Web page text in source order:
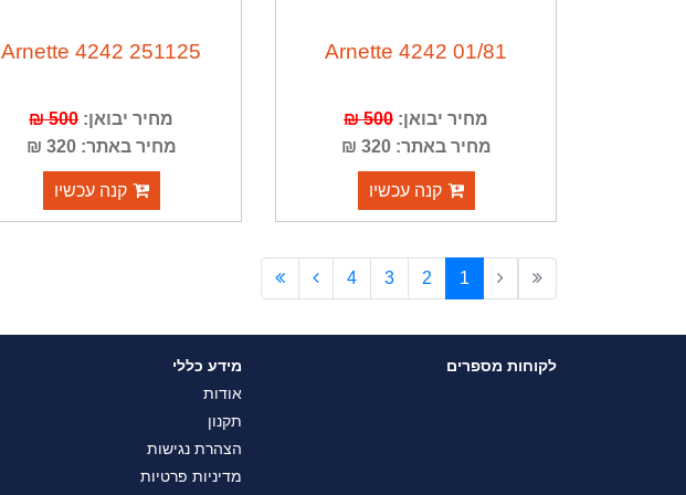
Arnette 4242 01/81
מחיר יבואן: 500 ₪
מחיר באתר: 320 ₪
קנה עכשיו
Arnette 4242 251125
מחיר יבואן: 500 ₪
מחיר באתר: 320 ₪
קנה עכשיו
1
2
3
4
לקוחות מספרים
מידע כללי
אודות
תקנון
הצהרת נגישות
מדיניות פרטיות